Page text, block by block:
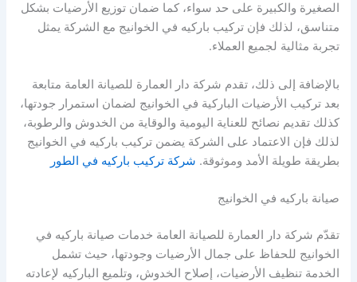
الصغيرة والكبيرة على حد سواء، كما ضمان توزيع الأرضيات بشكل
متناسق، لذلك فإن تركيب باركيه في الخوانيج مع الشركة يمثل
تجربة مثالية لجميع العملاء.
بالإضافة إلى ذلك، تقدم شركة دار العمارة للصيانة العامة متابعة
بعد تركيب الأرضيات الباركية في الخوانيج لضمان استمرار جودتها،
كذلك تقديم نصائح للعناية اليومية والوقاية من الخدوش والرطوبة،
لذلك فإن الاعتماد على الشركة يضمن تركيب باركيه في الخوانيج
بطريقة طويلة الأمد وموثوقة. شركة تركيب باركيه في الطور
صيانة باركيه في الخوانيج
تقدّم شركة دار العمارة للصيانة العامة خدمات صيانة باركيه في
الخوانيج للحفاظ على جمال الأرضيات وجودتها، حيث تشمل
الخدمة تنظيف الأرضيات، إصلاح الخدوش، وتلميع الباركيه لإعادته